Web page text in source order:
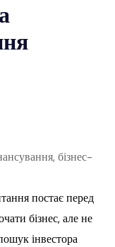
постає перед
бізнес, але не
інвестора